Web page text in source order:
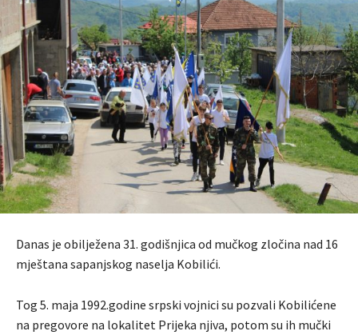
Danas je obilježena 31. godišnjica od mučkog zločina nad 16
mještana sapanjskog naselja Kobilići.
Tog 5. maja 1992.godine srpski vojnici su pozvali Kobilićene
na pregovore na lokalitet Prijeka njiva, potom su ih mučki